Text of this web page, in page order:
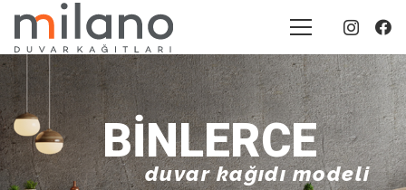
BINLERCE
duvar kağıdı modeli